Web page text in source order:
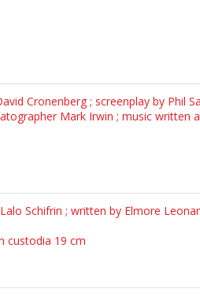
Cronenberg ; screenplay by Phil
Mark Irwin ; music written
Schifrin ; written by Elmore
custodia 19 cm